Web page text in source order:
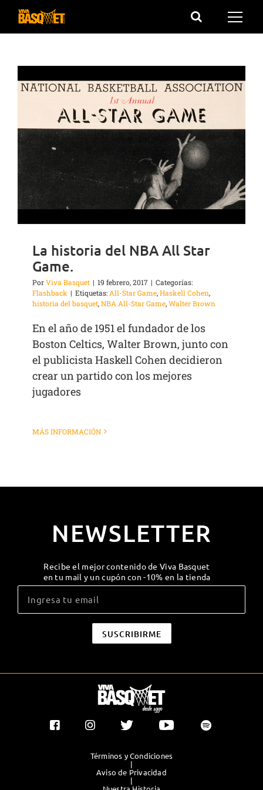
Saltar
La historia del NBA All Star
Game.
PorViva Basquet | 19 febrero, 2017 | Categorías:
Flashback | Etiquetas:All-Star Game,Haskell Cohen,
historia del basquet,NBA All-Star Game,Walter Brown
En el año de 1951 el fundador de los
Boston Celtics, Walter Brown, junto con
el publicista Haskell Cohen decidieron
crear un partido con los mejores
jugadores
MÁS INFORMACIÓN
NEWSLETTER
Recibe el mejor contenido de Viva Basquet
en tu mail y un cupón con -10% en la tienda
Términos y Condiciones
|
Aviso de Privacidad
|